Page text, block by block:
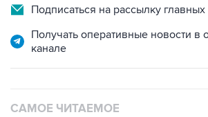
Подписаться на рассылку главных
Получать оперативные новости в
канале
САМОЕ ЧИТАЕМОЕ